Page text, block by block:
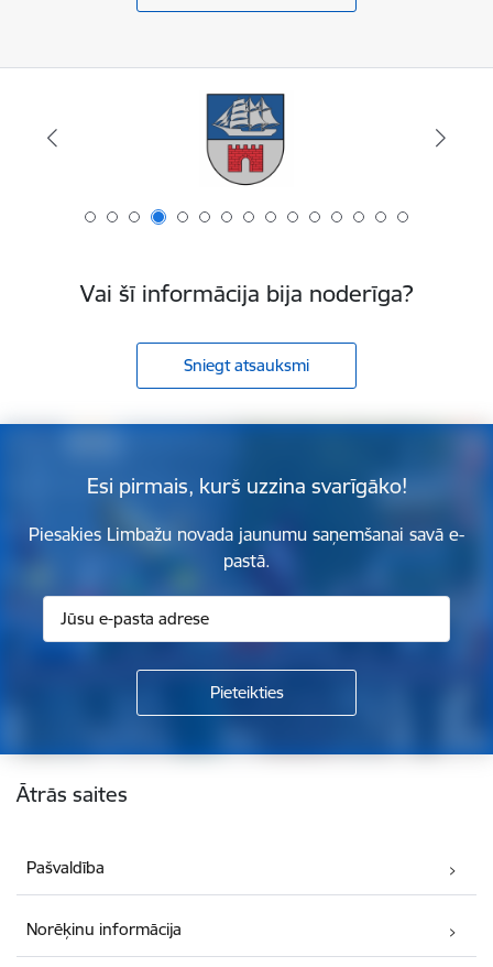
Vai šī informācija bija noderīga?
Sniegt atsauksmi
Esi pirmais, kurš uzzina svarīgāko!
Piesakies Limbažu novada jaunumu saņemšanai savā e-
pastā.
Kājene
Ātrās saites
Pašvaldība
Norēķinu informācija